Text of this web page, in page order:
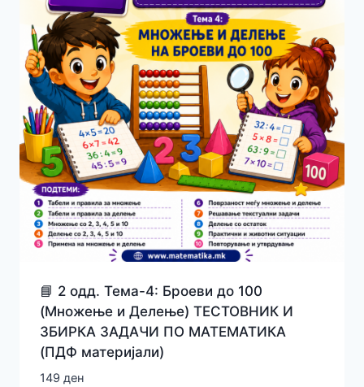
📘 2 одд. Тема-4: Броеви до 100
(Множење и Делење) ТЕСТОВНИК И
ЗБИРКА ЗАДАЧИ ПО МАТЕМАТИКА
(ПДФ материјали)
149 ден